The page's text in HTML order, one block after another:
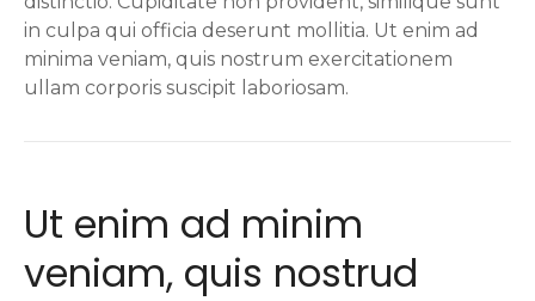
in culpa qui officia deserunt mollitia. Ut enim ad
minima veniam, quis nostrum exercitationem
ullam corporis suscipit laboriosam.
Ut enim ad minim
veniam, quis nostrud